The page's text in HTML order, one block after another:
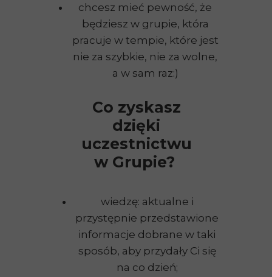
Co zyskasz
dzięki
uczestnictwu
w Grupie?
chcesz mieć pewność, że
będziesz w grupie, która
pracuje w tempie, które jest
nie za szybkie, nie za wolne,
a w sam raz:)
wiedzę: aktualne i
przystępnie przedstawione
informacje dobrane w taki
sposób, aby przydały Ci się
na co dzień;